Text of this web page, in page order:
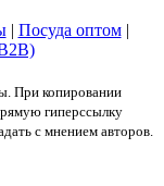
| Посуда оптом|
При копировании
гиперссылку
с мнением авторов.